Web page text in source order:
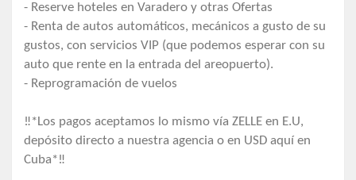
- Reserve hoteles en Varadero y otras Ofertas
- Renta de autos automáticos, mecánicos a gusto de su
gustos, con servicios VIP (que podemos esperar con su
auto que rente en la entrada del areopuerto).
- Reprogramación de vuelos
‼️*Los pagos aceptamos lo mismo vía ZELLE en E.U,
depósito directo a nuestra agencia o en USD aquí en
Cuba*‼️